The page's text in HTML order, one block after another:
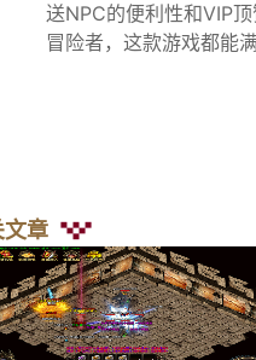
送NPC的便利性和VIP
冒险者，这款游戏都能
章